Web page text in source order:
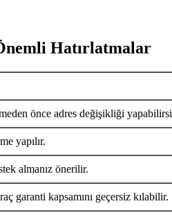
Hatırlatmalar
önce adres değişikliği
yapılır.
almanız önerilir.
garanti kapsamını geçersiz kılabilir.